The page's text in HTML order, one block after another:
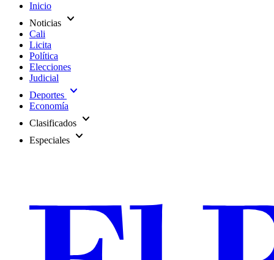
Inicio
Noticias expand_more
Cali
Licita
Política
Elecciones
Judicial
Deportes expand_more
Economía
Clasificados expand_more
Especiales expand_more